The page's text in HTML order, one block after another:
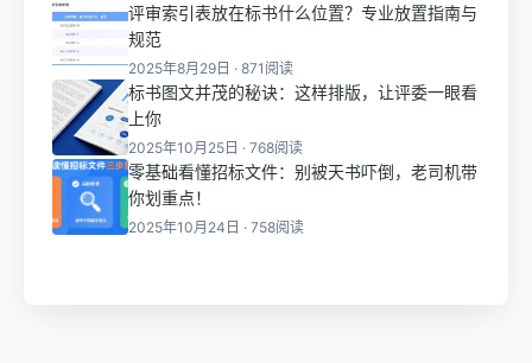
评审索引表放在标书什么位置？专业放置指南与
规范
2025年8月29日 · 871阅读
标书图文并茂的秘诀：这样排版，让评委一眼看
上你
2025年10月25日 · 768阅读
零基础看懂招标文件：别被天书吓倒，老司机带
你划重点！
2025年10月24日 · 758阅读